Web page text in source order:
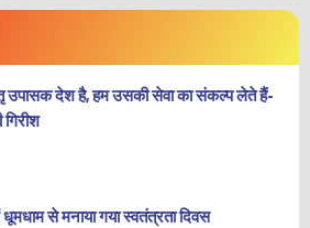
उपासक देश है, हम उसकी सेवा का संकल्प लेते हैं-
गिरीश
से मनाया गया स्वतंत्रता दिवस